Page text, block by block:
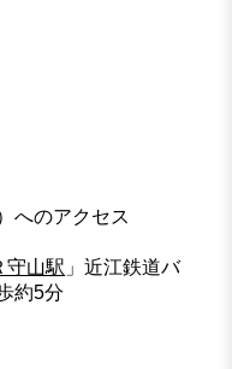
へのアクセス
守山駅 」近江鉄道バ
約5分